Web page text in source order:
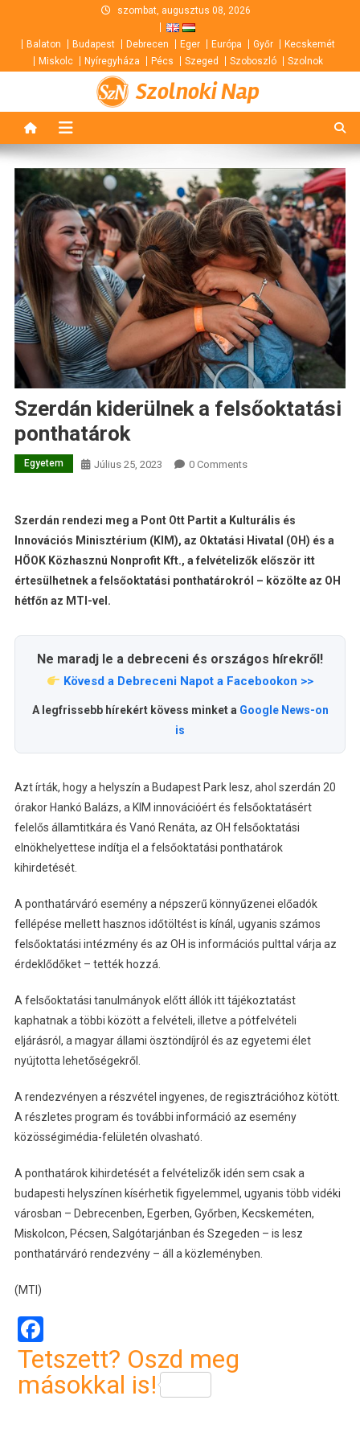
content
szombat, augusztus 08, 2026
Balaton Budapest Debrecen Eger Európa Győr
Kecskemét
Miskolc
Nyíregyháza Pécs Szeged Szoboszló Szolnok
Szolnoki Nap
Szerdán kiderülnek a felsőoktatási
ponthatárok
Egyetem Július 25, 2023 0 Comments
Szerdán rendezi meg a Pont Ott Partit a Kulturális és
Innovációs Minisztérium (KIM), az Oktatási Hivatal (OH) és a
HÖOK Közhasznú Nonprofit Kft., a felvételizők először itt
értesülhetnek a felsőoktatási ponthatárokról – közölte az OH
hétfőn az MTI-vel.
Ne maradj le a debreceni és országos hírekről!
Kövesd a Debreceni Napot a Facebookon >>
A legfrissebb hírekért kövess minket a Google News-on
is
Azt írták, hogy a helyszín a Budapest Park lesz, ahol szerdán 20
órakor Hankó Balázs, a KIM innovációért és felsőoktatásért
felelős államtitkára és Vanó Renáta, az OH felsőoktatási
elnökhelyettese indítja el a felsőoktatási ponthatárok
kihirdetését.
A ponthatárváró esemény a népszerű könnyűzenei előadók
fellépése mellett hasznos időtöltést is kínál, ugyanis számos
felsőoktatási intézmény és az OH is információs pulttal várja az
érdeklődőket – tették hozzá.
A felsőoktatási tanulmányok előtt állók itt tájékoztatást
kaphatnak a többi között a felvételi, illetve a pótfelvételi
eljárásról, a magyar állami ösztöndíjról és az egyetemi élet
nyújtotta lehetőségekről.
A rendezvényen a részvétel ingyenes, de regisztrációhoz kötött.
A részletes program és további információ az esemény
közösségimédia-felületén olvasható.
A ponthatárok kihirdetését a felvételizők idén sem csak a
budapesti helyszínen kísérhetik figyelemmel, ugyanis több vidéki
városban – Debrecenben, Egerben, Győrben, Kecskeméten,
Miskolcon, Pécsen, Salgótarjánban és Szegeden – is lesz
ponthatárváró rendezvény – áll a közleményben.
(MTI)
Facebook
Tetszett? Oszd meg
másokkal is!